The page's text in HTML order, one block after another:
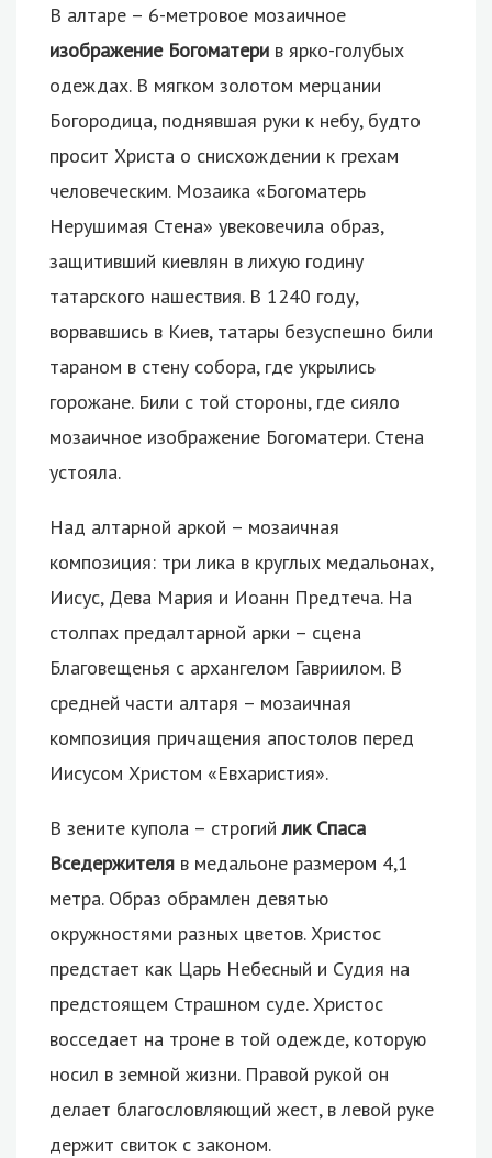
В алтаре – 6-метровое мозаичное
изображение Богоматери в ярко-голубых
одеждах. В мягком золотом мерцании
Богородица, поднявшая руки к небу, будто
просит Христа о снисхождении к грехам
человеческим. Мозаика «Богоматерь
Нерушимая Стена» увековечила образ,
защитивший киевлян в лихую годину
татарского нашествия. В 1240 году,
ворвавшись в Киев, татары безуспешно били
тараном в стену собора, где укрылись
горожане. Били с той стороны, где сияло
мозаичное изображение Богоматери. Стена
устояла.
Над алтарной аркой – мозаичная
композиция: три лика в круглых медальонах,
Иисус, Дева Мария и Иоанн Предтеча. На
столпах предалтарной арки – сцена
Благовещенья с архангелом Гавриилом. В
средней части алтаря – мозаичная
композиция причащения апостолов перед
Иисусом Христом «Евхаристия».
В зените купола – строгийлик Спаса
Вседержителя в медальоне размером 4,1
метра. Образ обрамлен девятью
окружностями разных цветов. Христос
предстает как Царь Небесный и Судия на
предстоящем Страшном суде. Христос
восседает на троне в той одежде, которую
носил в земной жизни. Правой рукой он
делает благословляющий жест, в левой руке
держит свиток с законом.